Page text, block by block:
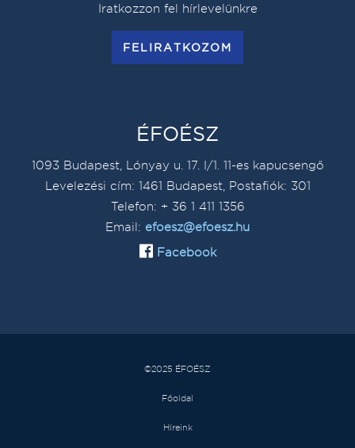
Iratkozzon fel hírlevelünkre
FELIRATKOZOM
ÉFOÉSZ
1093 Budapest, Lónyay u. 17. I/1. 11-es kapucsengő
Levelezési cím: 1461 Budapest, Postafiók: 301
Telefon: + 36 1 411 1356
Email: efoesz@efoesz.hu
Facebook
©2025 ÉFOÉSZ
Főoldal
Híreink